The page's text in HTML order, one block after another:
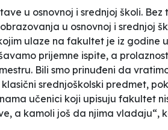
u osnovnoj i srednjoj školi. Bez
u osnovnoj i srednjoj
ulaze na fakultet je iz godine
prijemne ispite, a
Bili smo prinuđeni da
srednjoškolski predmet,
učenici koji upisuju fakultet
a kamoli još da njima vladaju“,